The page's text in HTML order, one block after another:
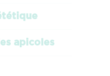
apicoles